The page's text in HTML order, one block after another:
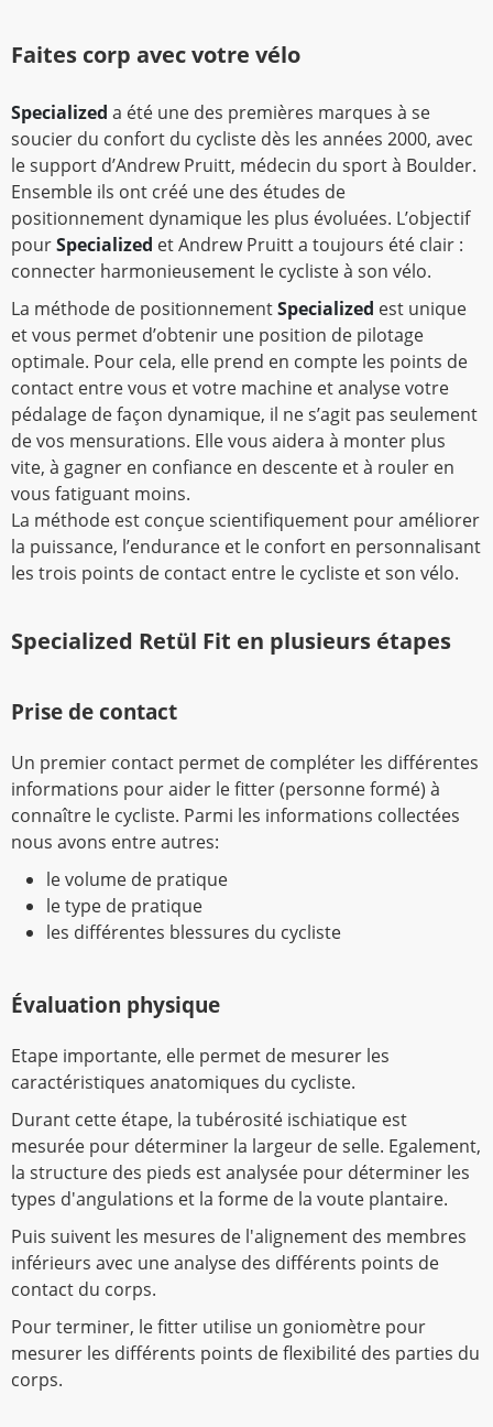
Faites corp avec votre vélo
Specialized a été une des premières marques à se
soucier du confort du cycliste dès les années 2000, avec
le support d’Andrew Pruitt, médecin du sport à Boulder.
Ensemble ils ont créé une des études de
positionnement dynamique les plus évoluées. L’objectif
pourSpecialized et Andrew Pruitt a toujours été clair :
connecter harmonieusement le cycliste à son vélo.
La méthode de positionnementSpecialized est unique
et vous permet d’obtenir une position de pilotage
optimale. Pour cela, elle prend en compte les points de
contact entre vous et votre machine et analyse votre
pédalage de façon dynamique, il ne s’agit pas seulement
de vos mensurations. Elle vous aidera à monter plus
vite, à gagner en confiance en descente et à rouler en
vous fatiguant moins.
La méthode est conçue scientifiquement pour améliorer
la puissance, l’endurance et le confort en personnalisant
les trois points de contact entre le cycliste et son vélo.
Specialized Retül Fit en plusieurs étapes
Prise de contact
Un premier contact permet de compléter les différentes
informations pour aider le fitter (personne formé) à
connaître le cycliste. Parmi les informations collectées
nous avons entre autres:
le volume de pratique
le type de pratique
les différentes blessures du cycliste
Évaluation physique
Etape importante, elle permet de mesurer les
caractéristiques anatomiques du cycliste.
Durant cette étape, la tubérosité ischiatique est
mesurée pour déterminer la largeur de selle. Egalement,
la structure des pieds est analysée pour déterminer les
types d'angulations et la forme de la voute plantaire.
Puis suivent les mesures de l'alignement des membres
inférieurs avec une analyse des différents points de
contact du corps.
Pour terminer, le fitter utilise un goniomètre pour
mesurer les différents points de flexibilité des parties du
corps.